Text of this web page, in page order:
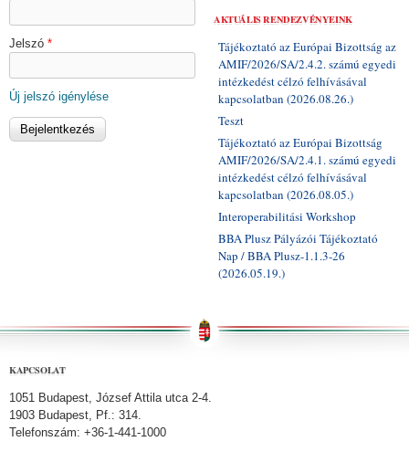
Jelszó *
Új jelszó igénylése
AKTUÁLIS RENDEZVÉNYEINK
Tájékoztató az Európai Bizottság az
AMIF/2026/SA/2.4.2. számú egyedi
intézkedést célzó felhívásával
kapcsolatban (2026.08.26.)
Teszt
Tájékoztató az Európai Bizottság
AMIF/2026/SA/2.4.1. számú egyedi
intézkedést célzó felhívásával
kapcsolatban (2026.08.05.)
Interoperabilitási Workshop
BBA Plusz Pályázói Tájékoztató
Nap / BBA Plusz-1.1.3-26
(2026.05.19.)
KAPCSOLAT
1051 Budapest, József Attila utca 2-4.
1903 Budapest, Pf.: 314.
Telefonszám: +36-1-441-1000